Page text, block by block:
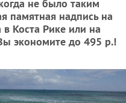
не было таким
памятная надпись на
Коста Рике или на
экономите до 495 р.!